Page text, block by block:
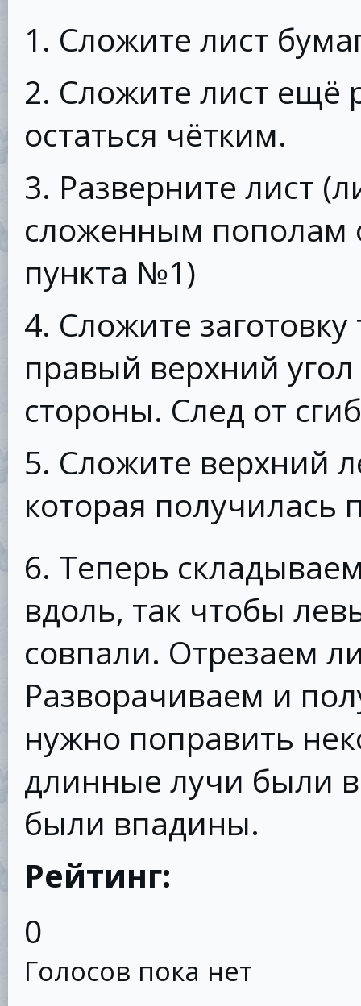
1. Сложите лист
2. Сложите лист ещё
остаться чётким.
3. Разверните лист
сложенным пополам
пункта №1)
4. Сложите
правый верхний
стороны. След от
5. Сложите верхний
которая получилась
6. Теперь
вдоль, так чтобы
совпали. Отрезаем
Разворачиваем и
нужно поправить
длинные лучи были
были впадины.
Рейтинг:
0
Голосов пока нет